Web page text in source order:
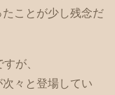
ことが少し残念だ
が、
々と登場してい